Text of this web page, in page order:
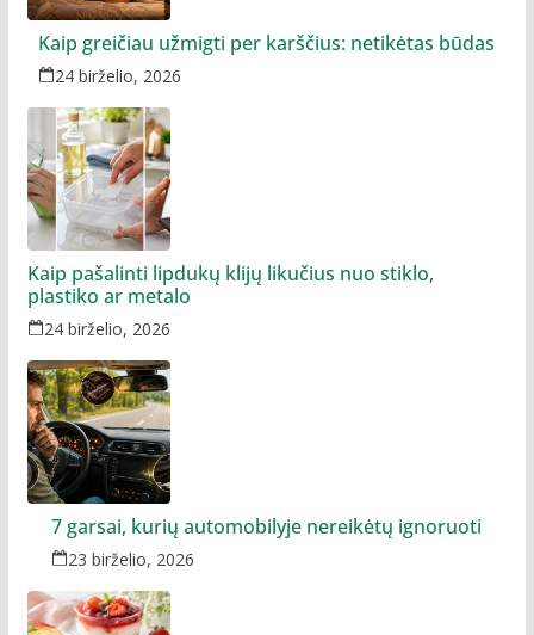
Kaip greičiau užmigti per karščius: netikėtas būdas
24 birželio, 2026
Kaip pašalinti lipdukų klijų likučius nuo stiklo,
plastiko ar metalo
24 birželio, 2026
7 garsai, kurių automobilyje nereikėtų ignoruoti
23 birželio, 2026